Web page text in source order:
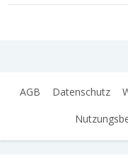
AGB Datenschutz